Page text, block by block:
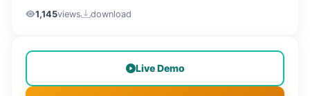
1,145views download
Live Demo